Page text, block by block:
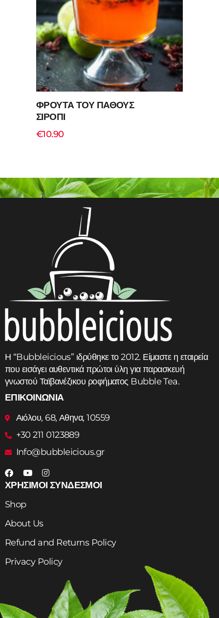
Add to cart
Add to cart
ΦΡΟΥΤΑ ΤΟΥ ΠΑΘΟΥΣ
ΣΙΡΟΠΙ
€10.90
Η “Bubbleicious” ιδρύθηκε το 2012. Είμαστε η εταιρεία
που εισάγει αυθεντικά πρώτοι ύλη για παρασκευή
γνωστού Ταϊβανέζικου ροφήματος Bubble Tea.
ΕΠΙΚΟΙΝΩΝΙΑ
Αιόλου, 68, Αθηνα, 10559
+30 211 0123889
Info@bubbleicious.gr
ΧΡΗΣΙΜΟΙ ΣΥΝΔΕΣΜΟΙ
Shop
About Us
Refund and Returns Policy
Privacy Policy